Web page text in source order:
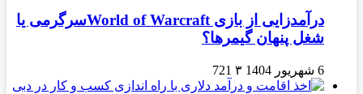
درآمدزایی از بازی World of Warcraftسرگرمی یا
شغل پنهان گیمرها؟
6 شهریور 1404 ۳ 721